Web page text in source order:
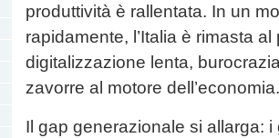
produttività è rallentata. In un
rapidamente, l’Italia è rimasta
digitalizzazione lenta,
zavorre al motore dell’economia.
Il gap generazionale si allarga: